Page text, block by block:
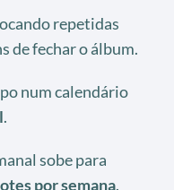
repetidas
de fechar o álbum.
num calendário
.
sobe para
por semana.